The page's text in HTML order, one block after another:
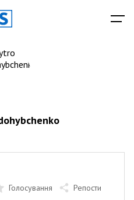
Голосування Репости